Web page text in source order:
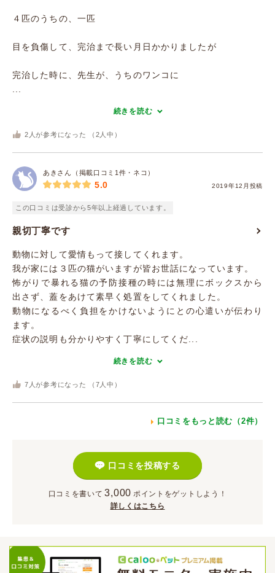
４匹のうちの、一匹
目を負傷して、完治まで長い月日かかりましたが
完治した時に、先生が、うちのワンコに
続きを読む
2 人が参考になった （ 2 人中）
あきさん（掲載口コミ1件・ネコ）
2019年12月投稿
5.0
この口コミは受診から5年以上経過しています。
親切丁寧です
動物に対して愛情もって接してくれます。
我が家には３匹の猫がいますが皆お世話になっています。
怖がりで暴れる猫の予防接種の時には無理にボックスから
出さず、蓋をあけて素早く処置をしてくれました。
動物になるべく負担をかけないようにとの心遣いが伝わり
ます。
症状の説明も分かりやすく丁寧にしてくだ...
続きを読む
7 人が参考になった （ 7 人中）
口コミをもっと読む（2件）
口コミを投稿する
口コミを書いて 3,000 ポイント をゲットしよう！
詳しくはこちら